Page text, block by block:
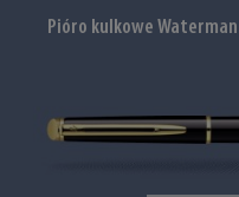
Pióro kulkowe Waterman